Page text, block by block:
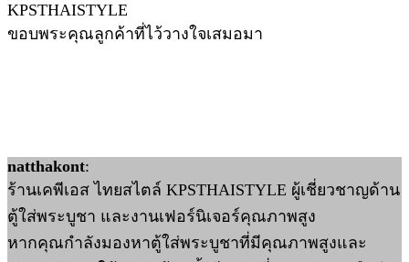
KPSTHAISTYLE
ขอบพระคุณลูกค้าที่ไว้วางใจเสมอมา
natthakont:
ร้านเคพีเอส ไทยสไตล์ KPSTHAISTYLE ผู้เชี่ยวชาญด้าน
ตู้ใส่พระบูชา และงานเฟอร์นิเจอร์คุณภาพสูง
หากคุณกำลังมองหาตู้ใส่พระบูชาที่มีคุณภาพสูงและ